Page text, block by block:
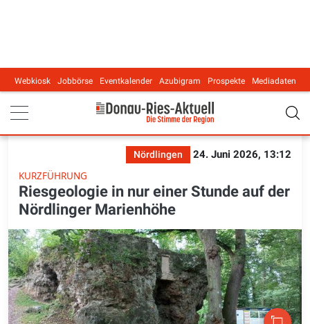
Main navigation
Webkiosk Jobbörse Eventkalender Azubigram Prospekte Mediadaten
Nördlingen
24. Juni 2026, 13:12
KURZFÜHRUNG
Riesgeologie in nur einer Stunde auf der
Nördlinger Marienhöhe